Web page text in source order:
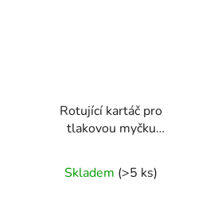
Rotující kartáč pro
tlakovou myčku
SR1
Skladem (>5 ks)